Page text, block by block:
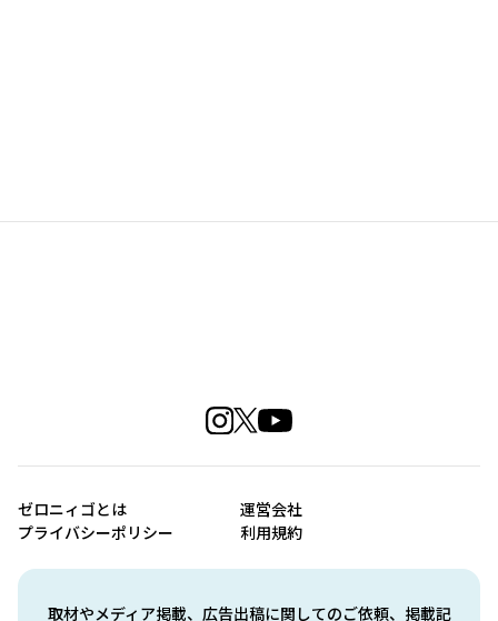
取材やメディア掲載、広告出稿に関してのご依頼、掲載記
ゼロニィゴとは
運営会社
プライバシーポリシー
利用規約